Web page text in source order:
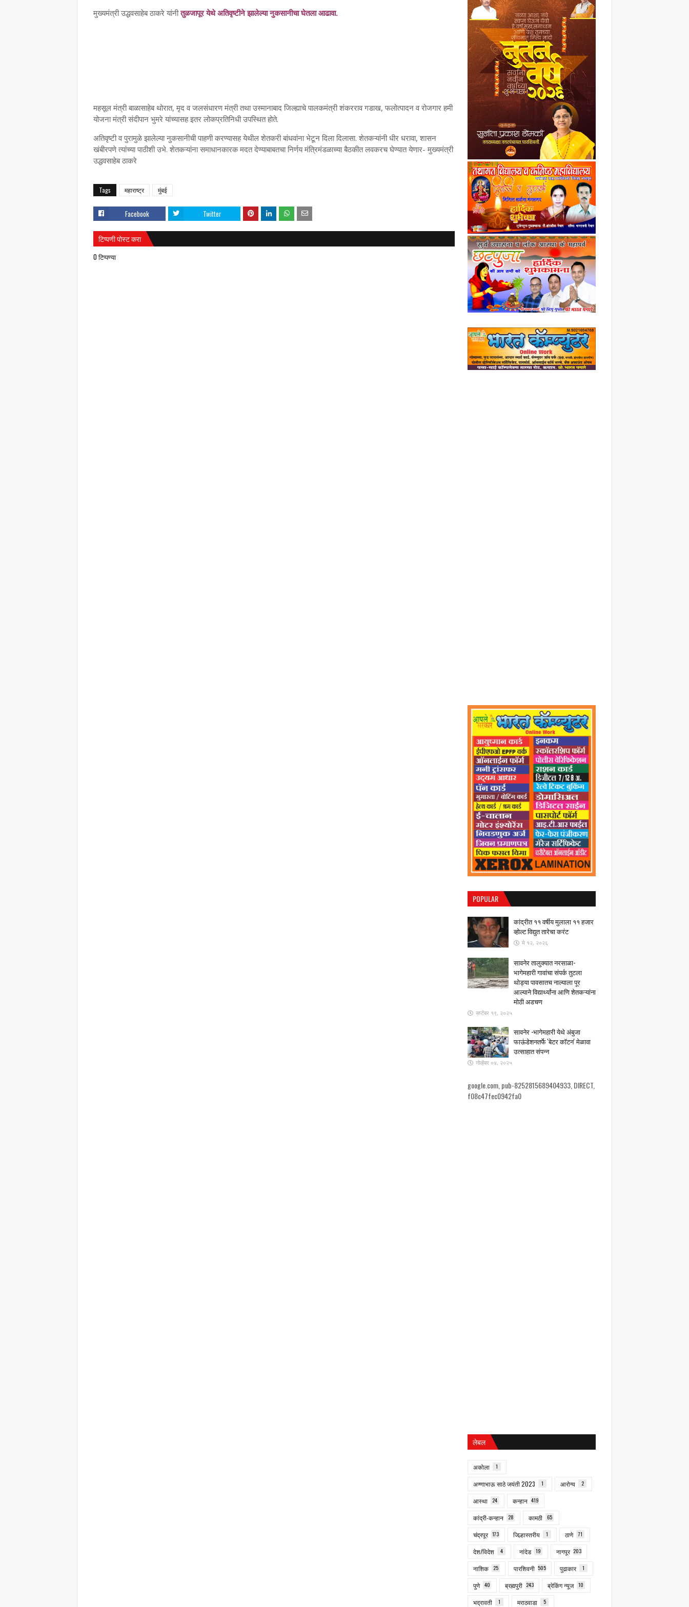
मुख्यमंत्री उद्धवसाहेब ठाकरे यांनीतुळजापूर येथे अतिवृष्टीने झालेल्या नुकसानीचा घेतला आढावा.
महसूल मंत्री बाळासाहेब थोरात, मृद व जलसंधारण मंत्री तथा उस्मानाबाद जिल्ह्याचे पालकमंत्री शंकरराव गडाख, फलोत्पादन व रोजगार हमी
योजना मंत्री संदीपान भुमरे यांच्यासह इतर लोकप्रतिनिधी उपस्थित होते.
अतिवृष्टी व पुरामुळे झालेल्या नुकसानीची पाहणी करण्यासह येथील शेतकरी बांधवांना भेटून दिला दिलासा. शेतकऱ्यांनी धीर धरावा, शासन
खंबीरपणे त्यांच्या पाठीशी उभे. शेतकऱ्यांना समाधानकारक मदत देण्याबाबतचा निर्णय मंत्रिमंडळाच्या बैठकीत लवकरच घेण्यात येणार- मुख्यमंत्री
उद्धवसाहेब ठाकरे
Tags महाराष्ट्र मुंबई
Facebook Twitter
टिप्पणी पोस्ट करा
0 टिप्पण्या
POPULAR
कांद्रीत ११ वर्षीय मुलाला ११ हजार
व्होल्ट विद्युत तारेचा करंट
मे १२, २०२६
सावनेर तालुक्यात नरसाळा-
भागेमहारी गावांचा संपर्क तुटला ​
थोड्या पावसातच नाल्याला पूर
आल्याने विद्यार्थ्यांना आणि शेतकऱ्यांना
मोठी अडचण
सप्टेंबर १९, २०२५
सावनेर -भागेमहारी येथे अंबुजा
फाऊंडेशनतर्फे 'बेटर कॉटन' मेळावा
उत्साहात संपन्न
नोव्हेंबर ०४, २०२५
google.com, pub-8252815689404933, DIRECT,
f08c47fec0942fa0
लेबल
अकोला 1
अण्णाभाऊ साठे जयंती 2023 1 आरोग्य 2
आस्था 24 कन्हान 419
कांद्री-कन्हान 28 कामठी 65
चंद्रपूर 173 जिल्हास्तरीय 1 ठाणे 71
देश/विदेश 4 नांदेड 19 नागपूर 203
नाशिक 25 पारशिवनी 505 पुढाकार 1
पुणे 40 ब्रह्मपुरी 243 ब्रेकिंग न्यूज 10
भद्रावती 1 मराठवाडा 5